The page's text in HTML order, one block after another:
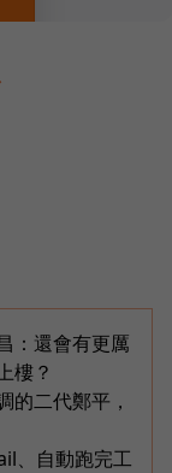
：還會有更厲
樓？
的二代鄭平，
、自動跑完工